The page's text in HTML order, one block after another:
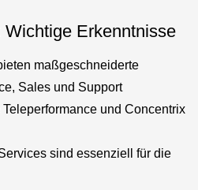
Erkenntnisse
maßgeschneiderte
Sales und Support
und Concentrix
sind essenziell für die